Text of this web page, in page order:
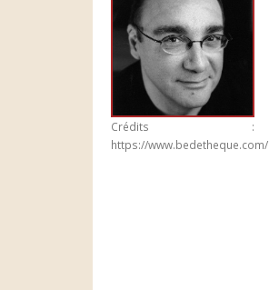
Crédits :
https://www.bedetheque.com/